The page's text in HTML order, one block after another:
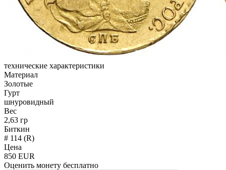
технические характеристики
Материал
Золотые
Гурт
шнуровидный
Вес
2,63 гр
Биткин
# 114 (R)
Цена
850 EUR
Оценить монету бесплатно